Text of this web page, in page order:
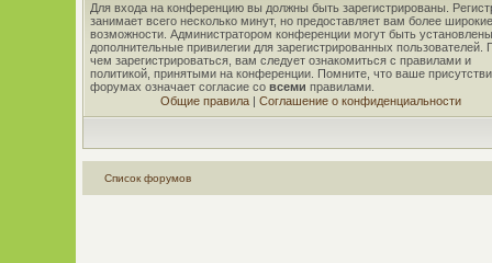
Для входа на конференцию вы должны быть зарегистрированы.
занимает всего несколько минут, но предоставляет вам более широкие
возможности. Администратором конференции могут быть
дополнительные привилегии для зарегистрированных пользователей.
чем зарегистрироваться, вам следует ознакомиться с правилами и
политикой, принятыми на конференции. Помните, что ваше
форумах означает согласие со всеми правилами.
Общие правила| Соглашение о конфиденциальности
Список форумов